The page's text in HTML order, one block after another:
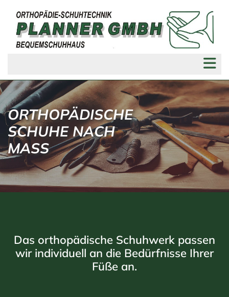
ORTHOPÄDISCHE
SCHUHE NACH
MASS
Das orthopädische Schuhwerk passen
wir individuell an die Bedürfnisse Ihrer
Füße an.